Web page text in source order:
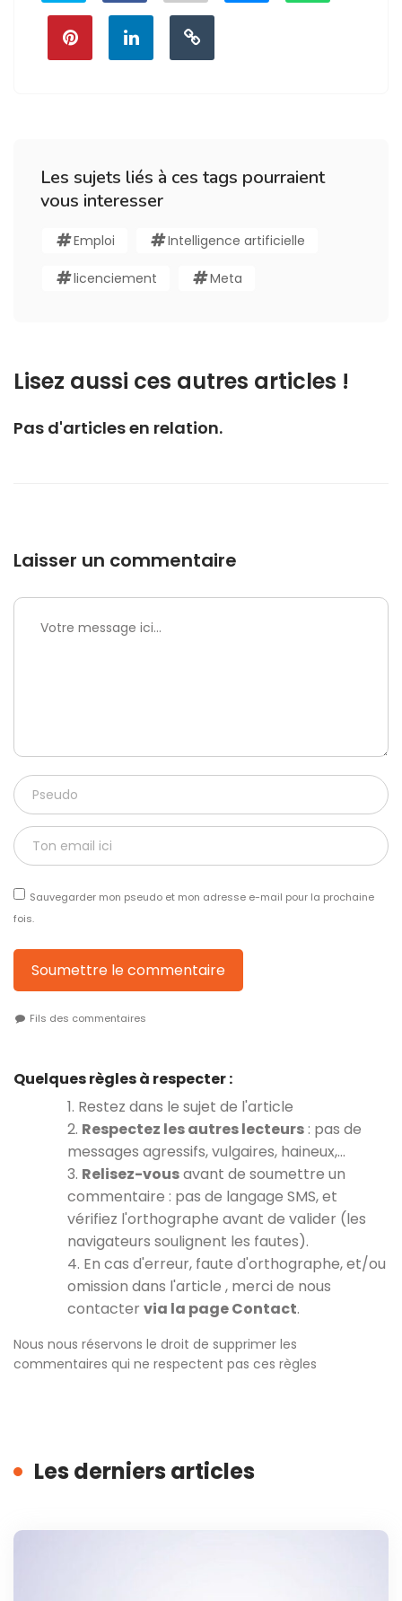
Les sujets liés à ces tags pourraient
vous interesser
Emploi Intelligence artificielle
licenciement Meta
Lisez aussi ces autres articles !
Pas d'articles en relation.
Laisser un commentaire
Sauvegarder mon pseudo et mon adresse e-mail pour la prochaine
fois.
Soumettre le commentaire
Fils des commentaires
Quelques règles à respecter :
1. Restez dans le sujet de l'article
2. Respectez les autres lecteurs : pas de
messages agressifs, vulgaires, haineux,…
3. Relisez-vousavant de soumettre un
commentaire : pas de langage SMS, et
vérifiez l'orthographe avant de valider (les
navigateurs soulignent les fautes).
4. En cas d'erreur, faute d'orthographe, et/ou
omission dans l'article , merci de nous
contacter via la page Contact.
Nous nous réservons le droit de supprimer les
commentaires qui ne respectent pas ces règles
Les derniers articles